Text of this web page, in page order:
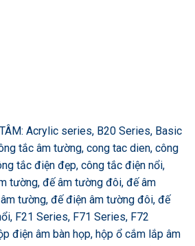
Acrylic series, B20 Series, Basic
tắc âm tường, cong tac dien, công
tắc điện đẹp, công tắc điện nổi,
tường, đế âm tường đôi, đế âm
tường, đế điện âm tường đôi, đế
F21 Series, F71 Series, F72
điện âm bàn họp, hộp ổ cắm lắp âm